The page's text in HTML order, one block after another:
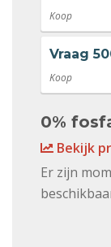
Koop
Vraag
Koop
0%
Bekijk
Er zijn